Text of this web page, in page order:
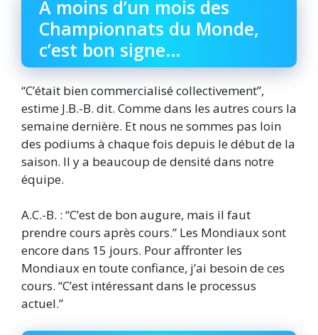
A moins d’un mois des
Championnats du Monde,
c’est bon signe…
“C’était bien commercialisé collectivement”,
estime J.B.-B. dit. Comme dans les autres cours la
semaine dernière. Et nous ne sommes pas loin
des podiums à chaque fois depuis le début de la
saison. Il y a beaucoup de densité dans notre
équipe.
A.C.-B. : “C’est de bon augure, mais il faut
prendre cours après cours.” Les Mondiaux sont
encore dans 15 jours. Pour affronter les
Mondiaux en toute confiance, j’ai besoin de ces
cours. “C’est intéressant dans le processus
actuel.”